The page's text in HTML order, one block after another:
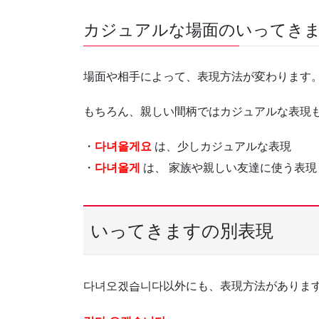
カジュアルな場面のいってき
場面や相手によって、表現方法が変わります。
もちろん、親しい間柄ではカジュアルな表現
・ 다녀올게요 は、少しカジュアルな表現
・ 다녀올게 は、 家族や親しい友達に使う表現
いってきますの別表現
다녀오겠습니다以外にも、表現方法があります